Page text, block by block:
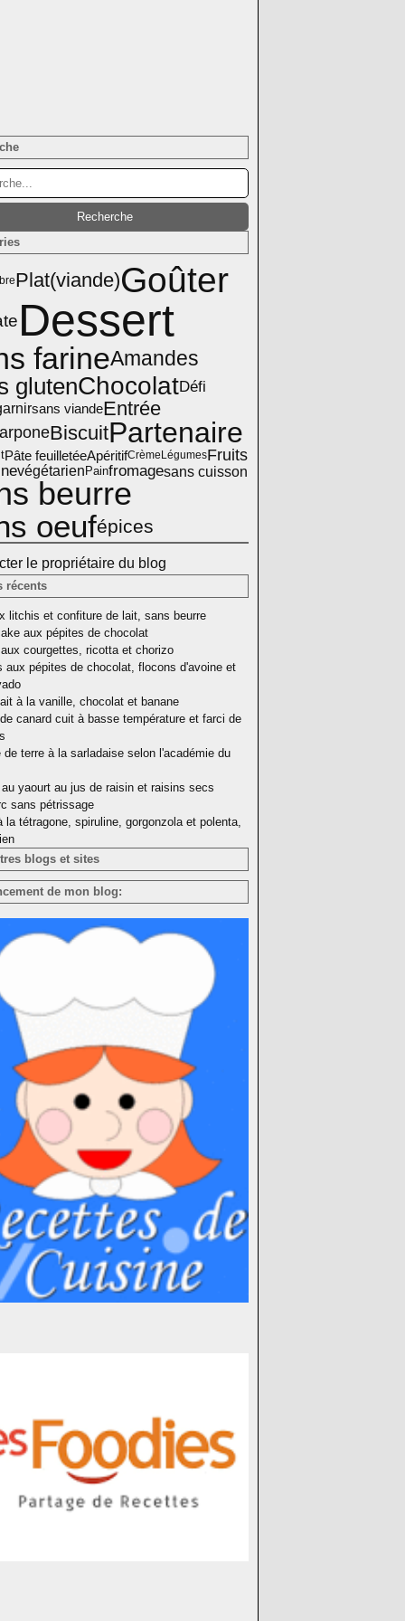
Plat(viande)Goûter
Dessert
farineAmandes
glutenChocolatDéfi
sans viandeEntrée
BiscuitPartenaire
Pâte feuilletéeApéritifCrème LégumesFruits
végétarienPainfromagesans cuisson
beurre
oeufépices
le propriétaire du blog
récents
litchis et confiture de lait, sans beurre
aux pépites de chocolat
courgettes, ricotta et chorizo
aux pépites de chocolat, flocons d'avoine et
à la vanille, chocolat et banane
canard cuit à basse température et farci de
de terre à la sarladaise selon l'académie du
yaourt au jus de raisin et raisins secs
sans pétrissage
la tétragone, spiruline, gorgonzola et polenta,
blogs et sites
de mon blog: